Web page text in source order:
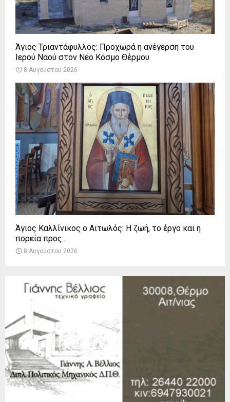
Άγιος Τριαντάφυλλος: Προχωρά η ανέγερση του
Ιερού Ναού στον Νέο Κόσμο Θέρμου
8 Αυγούστου 2026
Άγιος Καλλίνικος ο Αιτωλός: Η ζωή, το έργο και η
πορεία προς...
8 Αυγούστου 2026